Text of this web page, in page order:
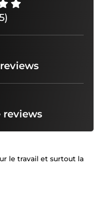
reviews
le travail et surtout la